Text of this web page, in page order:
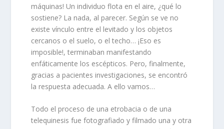
máquinas! Un individuo flota en el aire, ¿qué lo
sostiene? La nada, al parecer. Según se ve no
existe vínculo entre el levitado y los objetos
cercanos o el suelo, o el techo… ¡Eso es
imposible!, terminaban manifestando
enfáticamente los escépticos. Pero, finalmente,
gracias a pacientes investigaciones, se encontró
la respuesta adecuada. A ello vamos…
Todo el proceso de una etrobacia o de una
telequinesis fue fotografiado y filmado una y otra